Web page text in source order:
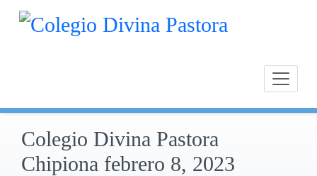
Saltar
Colegio Divina Pastora
Chipiona febrero 8, 2023